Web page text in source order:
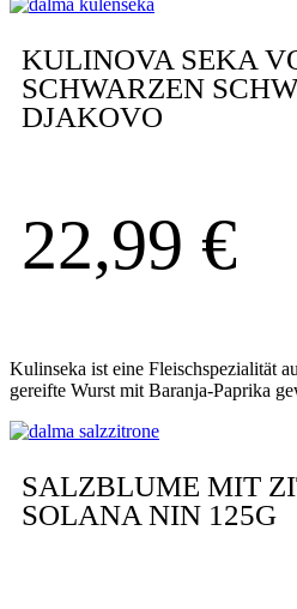
KULINOVA SEKA
SCHWARZEN
DJAKOVO
22,99 €
Kulinseka ist eine Fleischspezialität
gereifte Wurst mit Baranja-Paprika
SALZBLUME MIT
SOLANA NIN 125G